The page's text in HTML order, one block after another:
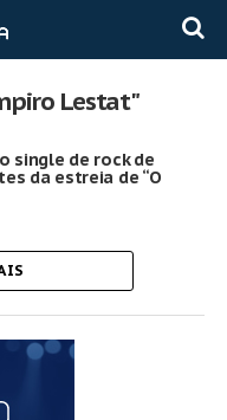
Lestat"
single de rock de
da estreia de “O